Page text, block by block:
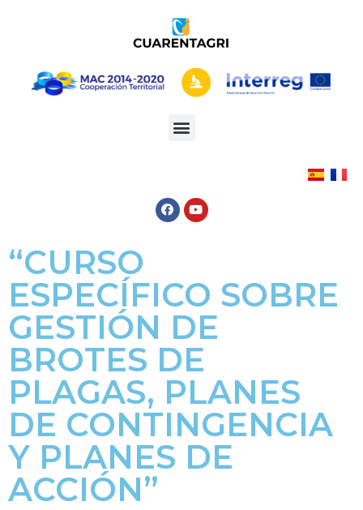
“CURSO
ESPECÍFICO SOBRE
GESTIÓN DE
BROTES DE
PLAGAS, PLANES
DE CONTINGENCIA
Y PLANES DE
ACCIÓN”